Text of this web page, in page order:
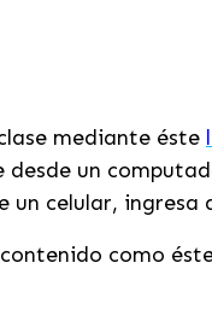
mediante éste
un
un celular, ingresa
como